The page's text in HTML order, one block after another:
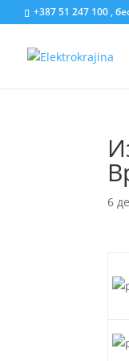
+387 51 247 100 ,
6